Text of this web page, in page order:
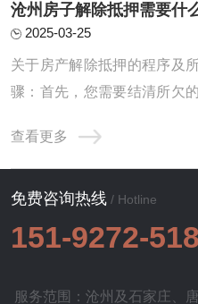
沧州房子解除抵押需要什
2025-03-25
关于房产解除抵押的程序及
骤：首先，您需要结清所欠
行详细地解读与说明。1.待
您需要前往原本给您提供贷
偿还事宜。在完成此项操作之
查看更多
免费咨询热线 / Hotline
151-9272-
服务范围：沧州及石家庄